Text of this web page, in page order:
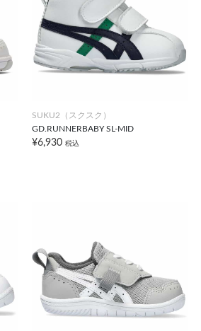
SUKU2（スクスク）
GD.RUNNERBABY SL-MID
¥6,930 税込